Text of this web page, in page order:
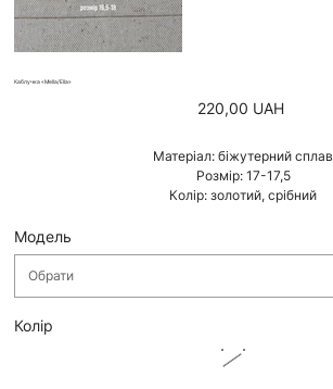
Каблучка «Mella/Ella»
Ціна
220,00 UAH
Матеріал: біжутерний сплав
Розмір: 17-17,5
Колір: золотий, срібний
Модель
Колір